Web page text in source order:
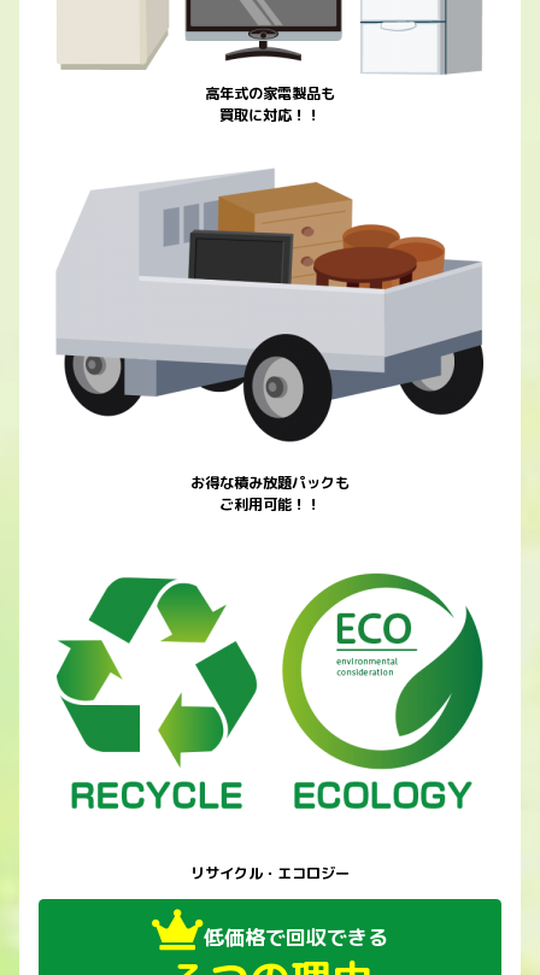
高年式の家電製品も
買取に対応！！
お得な積み放題パックも
ご利用可能！！
リサイクル・エコロジー
低価格で回収できる